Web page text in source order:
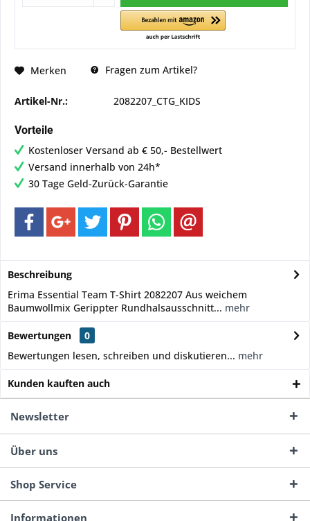
Merken Fragen zum Artikel?
Artikel-Nr.: 2082207_CTG_KIDS
Vorteile
Kostenloser Versand ab € 50,- Bestellwert
Versand innerhalb von 24h*
30 Tage Geld-Zurück-Garantie
Beschreibung
Erima Essential Team T-Shirt 2082207 Aus weichem
Baumwollmix Gerippter Rundhalsausschnitt... mehr
Bewertungen
0
Bewertungen lesen, schreiben und diskutieren... mehr
Kunden kauften auch
Newsletter
Über uns
Shop Service
Informationen